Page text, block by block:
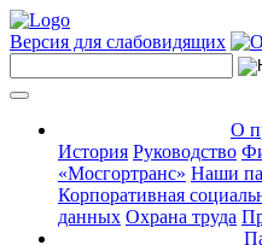
Версия для слабовидящих
О
История Руководство
«Мосгортранс» Наши
Корпоративная
данных Охрана труда